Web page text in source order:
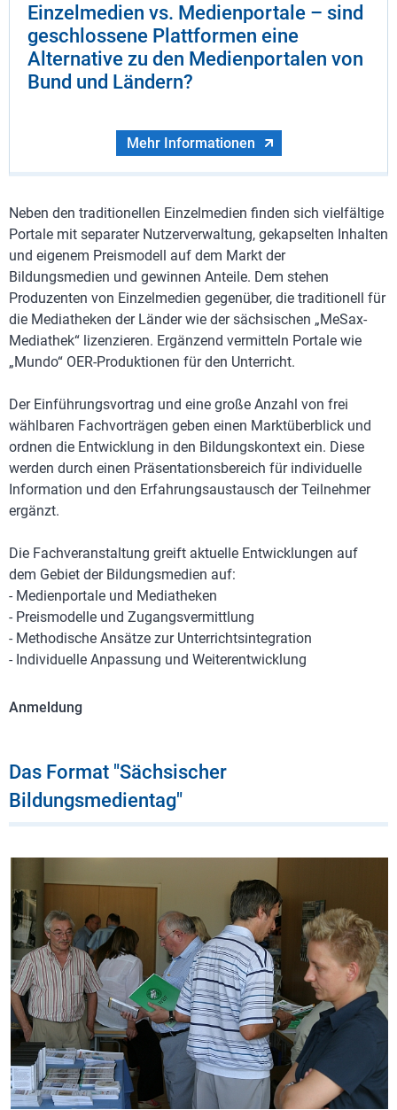
Einzelmedien vs. Medienportale – sind
geschlossene Plattformen eine
Alternative zu den Medienportalen von
Bund und Ländern?
Mehr Informationen
Neben den traditionellen Einzelmedien finden sich vielfältige
Portale mit separater Nutzerverwaltung, gekapselten Inhalten
und eigenem Preismodell auf dem Markt der
Bildungsmedien und gewinnen Anteile. Dem stehen
Produzenten von Einzelmedien gegenüber, die traditionell für
die Mediatheken der Länder wie der sächsischen „MeSax-
Mediathek“ lizenzieren. Ergänzend vermitteln Portale wie
„Mundo“ OER-Produktionen für den Unterricht.
Der Einführungsvortrag und eine große Anzahl von frei
wählbaren Fachvorträgen geben einen Marktüberblick und
ordnen die Entwicklung in den Bildungskontext ein. Diese
werden durch einen Präsentationsbereich für individuelle
Information und den Erfahrungsaustausch der Teilnehmer
ergänzt.
Die Fachveranstaltung greift aktuelle Entwicklungen auf
dem Gebiet der Bildungsmedien auf:
- Medienportale und Mediatheken
- Preismodelle und Zugangsvermittlung
- Methodische Ansätze zur Unterrichtsintegration
- Individuelle Anpassung und Weiterentwicklung
Anmeldung
Das Format "Sächsischer
Bildungsmedientag"